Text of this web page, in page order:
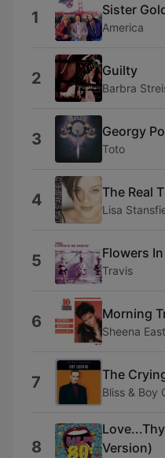
1 Sister
America
2 Guilty
Barbra
3 Georgy
Toto
4 The Real
Lisa
5 Flowers
Travis
6 Morning
Sheena
7 The
Bliss & Boy
8
Version)